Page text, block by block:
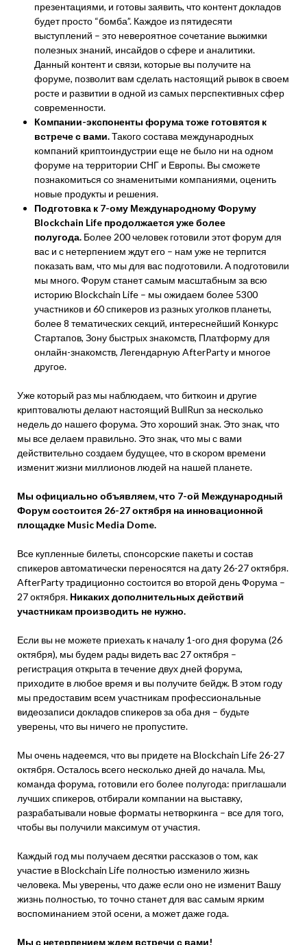
презентациями, и готовы заявить, что контент докладов
будет просто “бомба”. Каждое из пятидесяти
выступлений – это невероятное сочетание выжимки
полезных знаний, инсайдов о сфере и аналитики.
Данный контент и связи, которые вы получите на
форуме, позволит вам сделать настоящий рывок в своем
росте и развитии в одной из самых перспективных сфер
современности.
Компании-экспоненты форума тоже готовятся к
встрече с вами.Такого состава международных
компаний криптоиндустрии еще не было ни на одном
форуме на территории СНГ и Европы. Вы сможете
познакомиться со знаменитыми компаниями, оценить
новые продукты и решения.
Подготовка к 7-ому Международному Форуму
Blockchain Life продолжается уже более
полугода. Более 200 человек готовили этот форум для
вас и с нетерпением ждут его – нам уже не терпится
показать вам, что мы для вас подготовили. А подготовили
мы много. Форум станет самым масштабным за всю
историю Blockchain Life – мы ожидаем более 5300
участников и 60 спикеров из разных уголков планеты,
более 8 тематических секций, интереснейший Конкурс
Стартапов, Зону быстрых знакомств, Платформу для
онлайн-знакомств, Легендарную AfterParty и многое
другое.
Уже который раз мы наблюдаем, что биткоин и другие
криптовалюты делают настоящий BullRun за несколько
недель до нашего форума. Это хороший знак. Это знак, что
мы все делаем правильно. Это знак, что мы с вами
действительно создаем будущее, что в скором времени
изменит жизни миллионов людей на нашей планете.
Мы официально объявляем, что 7-ой Международный
Форум состоится 26-27 октября на инновационной
площадке Music Media Dome.
Все купленные билеты, спонсорские пакеты и состав
спикеров автоматически переносятся на дату 26-27 октября.
AfterParty традиционно состоится во второй день Форума –
27 октября. Никаких дополнительных действий
участникам производить не нужно.
Если вы не можете приехать к началу 1-ого дня форума (26
октября), мы будем рады видеть вас 27 октября –
регистрация открыта в течение двух дней форума,
приходите в любое время и вы получите бейдж. В этом году
мы предоставим всем участникам профессиональные
видеозаписи докладов спикеров за оба дня – будьте
уверены, что вы ничего не пропустите.
Мы очень надеемся, что вы придете на Blockchain Life 26-27
октября. Осталось всего несколько дней до начала. Мы,
команда форума, готовили его более полугода: приглашали
лучших спикеров, отбирали компании на выставку,
разрабатывали новые форматы нетворкинга – все для того,
чтобы вы получили максимум от участия.
Каждый год мы получаем десятки рассказов о том, как
участие в Blockchain Life полностью изменило жизнь
человека. Мы уверены, что даже если оно не изменит Вашу
жизнь полностью, то точно станет для вас самым ярким
воспоминанием этой осени, а может даже года.
Мы с нетерпением ждем встречи с вами!